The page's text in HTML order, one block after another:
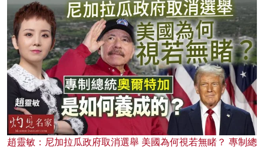
趙靈敏：尼加拉瓜政府取消選舉 美國為何視若無睹？ 專制總